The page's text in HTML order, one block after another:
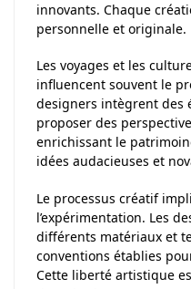
innovants. Chaque
personnelle et originale.
Les voyages et les
influencent souvent le
designers intègrent des
proposer des
enrichissant le
idées audacieuses et
Le processus créatif
l’expérimentation. Les
différents matériaux et
conventions établies
Cette liberté artistique